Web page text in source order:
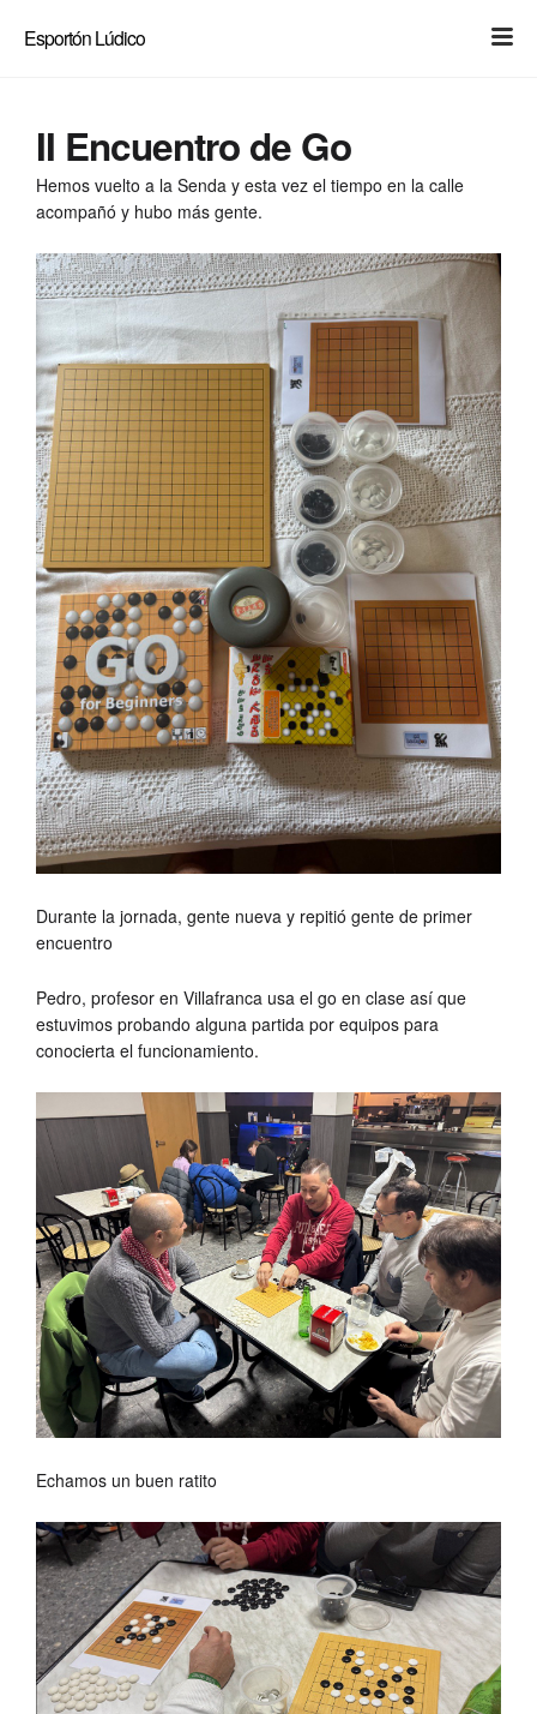
Esportón Lúdico Dark
II Encuentro de Go
Hemos vuelto a la Senda y esta vez el tiempo en la calle
acompañó y hubo más gente.
Durante la jornada, gente nueva y repitió gente de primer
encuentro
Pedro, profesor en Villafranca usa el go en clase así que
estuvimos probando alguna partida por equipos para
conocierta el funcionamiento.
Echamos un buen ratito